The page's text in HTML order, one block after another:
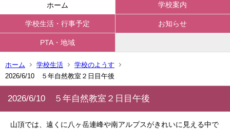
ホーム 学校案内
学校生活・行事予定 お知らせ
PTA・地域
ホーム 学校生活
学校のようす
2026/6/10 ５年自然教室２日目午後
2026/6/10 ５年自然教室２日目午後
山頂では、遠くに八ヶ岳連峰や南アルプスがきれいに見える中で